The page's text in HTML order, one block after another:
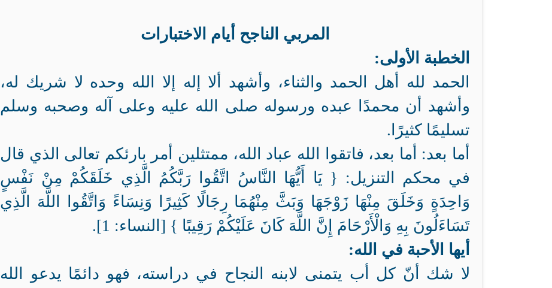
المربي الناجح أيام الاختبارات
الخطبة الأولى:
الحمد لله أهل الحمد والثناء، وأشهد ألا إله إلا الله وحده لا شريك له،
وأشهد أن محمدًا عبده ورسوله صلى الله عليه وعلى آله وصحبه وسلم
تسليمًا كثيرًا.
أما بعد: أما بعد، فاتقوا الله عباد الله، ممتثلين أمر بارئكم تعالى الذي قال
في محكم التنزيل: { يَا أَيُّهَا النَّاسُ اتَّقُوا رَبَّكُمُ الَّذِي خَلَقَكُمْ مِنْ نَفْسٍ
وَاحِدَةٍ وَخَلَقَ مِنْهَا زَوْجَهَا وَبَثَّ مِنْهُمَا رِجَالًا كَثِيرًا وَنِسَاءً وَاتَّقُوا اللَّهَ الَّذِي
تَسَاءَلُونَ بِهِ وَالْأَرْحَامَ إِنَّ اللَّهَ كَانَ عَلَيْكُمْ رَقِيبًا } [النساء: 1].
أيها الأحبة في الله:
لا شك أنّ كل أب يتمنى لابنه النجاح في دراسته، فهو دائمًا يدعو الله